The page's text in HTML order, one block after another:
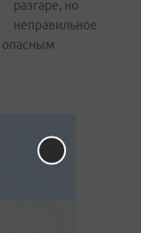
разгаре, но
неправильное
опасным